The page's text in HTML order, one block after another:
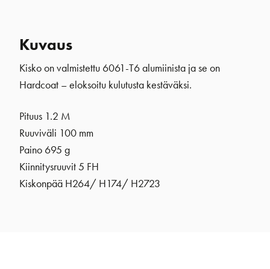
Kuvaus
Kisko on valmistettu 6061-T6 alumiinista ja se on
Hardcoat – eloksoitu kulutusta kestäväksi.
Pituus 1.2 M
Ruuviväli 100 mm
Paino 695 g
Kiinnitysruuvit 5 FH
Kiskonpää H264/ H174/ H2723